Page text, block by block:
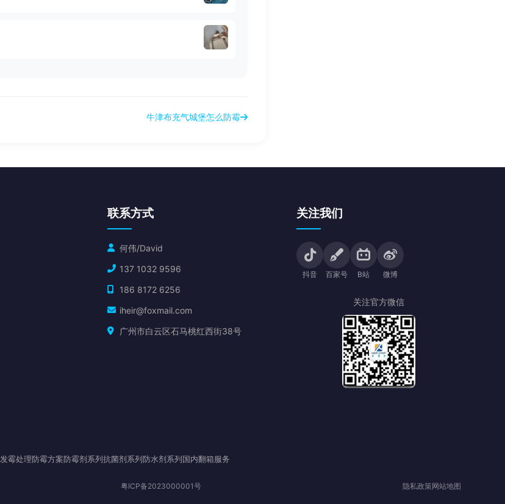
牛津布充气城堡怎么防霉
联系方式
何伟/David
137 1032 9596
186 8172 6256
iheir@foxmail.com
广州市白云区石马桃红西街38号
关注我们
抖音 百家号 B站 微博
关注官方微信
发霉处理防霉方案防霉剂系列抗菌剂系列防水剂系列国内翻箱服务
粤ICP备2023000001号 隐私政策网站地图